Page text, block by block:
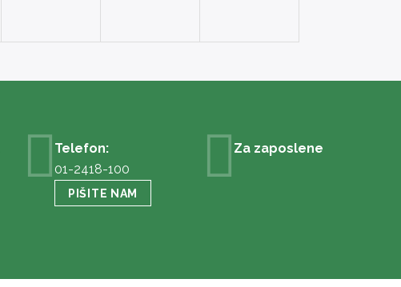
Telefon:
01-2418-100
PIŠITE NAM
Za zaposlene